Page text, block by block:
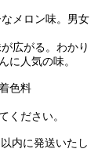
メロン味。男女
広がる。わかり
に人気の味。
色料
ください。
内に発送いたし